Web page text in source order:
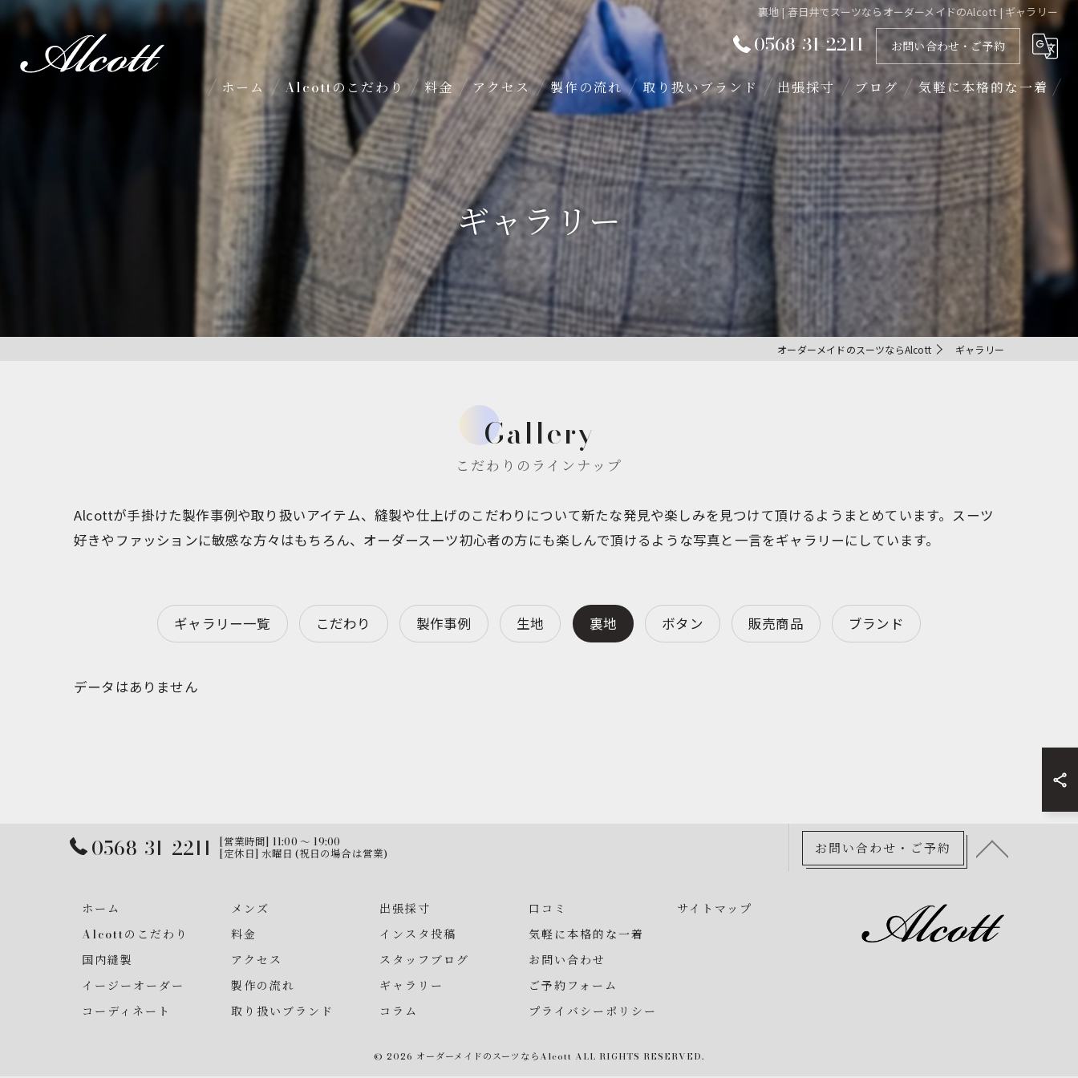
裏地 | 春日井でスーツならオーダーメイドのAlcott | ギャラリー
0568-31-2211 お問い合わせ・ご予約
ホーム Alcottのこだわり
国内縫製
イージーオーダー
コーディネート
メンズ
料金 アクセス 製作の流れ 取り扱いブランド 出張採寸 ブログ
ギャラリー
インスタ投稿
スタッフブログ
気軽に本格的な一着
ギャラリー
オーダーメイドのスーツならAlcott ギャラリー
Gallery
こだわりのラインナップ
Alcottが手掛けた製作事例や取り扱いアイテム、縫製や仕上げのこだわりについて新たな発見や楽しみを見つけて頂けるようまとめています。スーツ
好きやファッションに敏感な方々はもちろん、オーダースーツ初心者の方にも楽しんで頂けるような写真と一言をギャラリーにしています。
ギャラリー一覧 こだわり 製作事例 生地 裏地 ボタン 販売商品 ブランド
データはありません
0568-31-2211 [営業時間] 11:00 〜 19:00
[定休日] 水曜日 (祝日の場合は営業) お問い合わせ・ご予約
ホーム
Alcottのこだわり
国内縫製
イージーオーダー
コーディネート
メンズ
料金
アクセス
製作の流れ
取り扱いブランド
出張採寸
インスタ投稿
スタッフブログ
ギャラリー
コラム
口コミ
気軽に本格的な一着
お問い合わせ
ご予約フォーム
プライバシーポリシー
サイトマップ
© 2026 オーダーメイドのスーツならAlcott ALL RIGHTS RESERVED.